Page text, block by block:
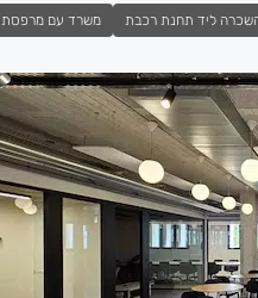
ליד תחנת רכבת משרד עם מרפסת